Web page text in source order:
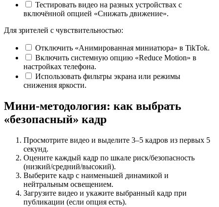
Тестировать видео на разных устройствах с
включённой опцией «Снижать движение».
Для зрителей с чувствительностью:
Отключить «Анимированная миниатюра» в TikTok.
Включить системную опцию «Reduce Motion» в
настройках телефона.
Использовать фильтры экрана или режимы
снижения яркости.
Мини-методология: как выбрать
«безопасный» кадр
Просмотрите видео и выделите 3–5 кадров из первых 5
секунд.
Оцените каждый кадр по шкале риск/безопасность
(низкий/средний/высокий).
Выберите кадр с наименьшей динамикой и
нейтральным освещением.
Загрузите видео и укажите выбранный кадр при
публикации (если опция есть).